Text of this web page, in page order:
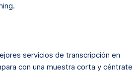
servicios de transcripción en
con una muestra corta y céntrate